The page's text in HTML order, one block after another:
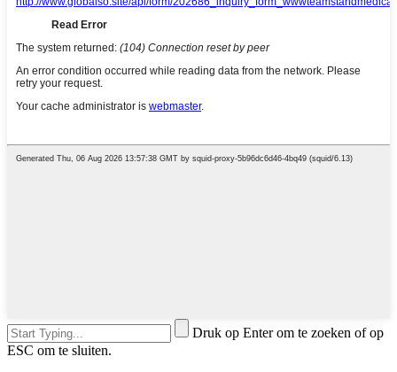
Druk op Enter om te zoeken of op
ESC om te sluiten.